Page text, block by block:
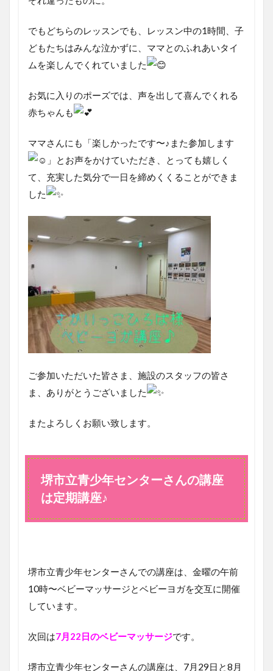
レッ
スン
付中
でもどちらのレッスンでも、レッスン中の1時間、子
どもたちはみんな泣かずに、ママとのふれあいタイ
ムを楽しんでくれていました
お気に入りのポーズでは、声を出して喜んでくれる
赤ちゃんも
ママさんにも「楽しかったです〜♪また参加します
」とお声をかけていただき、とっても嬉しく
て、充実した気分で一日を締めくくることができま
した
ご参加いただいた皆さま、施設のスタッフの皆さ
ま、ありがとうございました
またよろしくお願い致します。
堺市立青少年センターさんの講座
は定期講座♪
堺市立青少年センターさんでの講座は、金曜の午前
10時〜ベビーマッサージとベビーヨガを交互に開催
しています。
次回は7月22日のベビーマッサージです。
堺市立青少年センターさんの講座は、7月29日と8月